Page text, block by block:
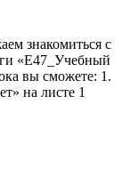
знакомиться с
«Е47_Учебный
вы сможете: 1.
на листе 1